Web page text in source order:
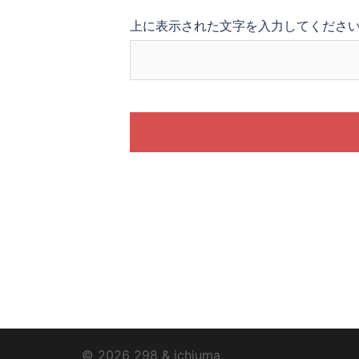
上に表示された文字を入力してくださ
© 2026 298 & ichiuma.